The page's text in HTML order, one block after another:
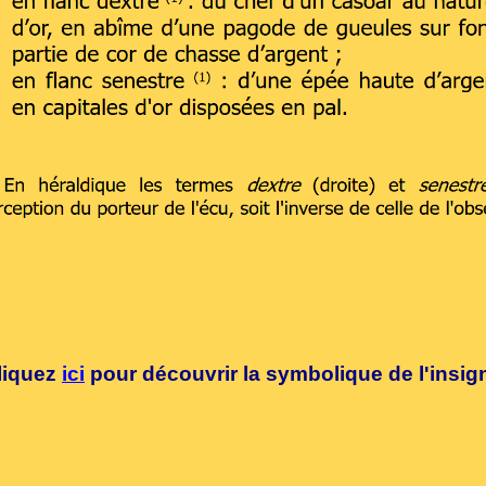
ici pour découvrir la symbolique de